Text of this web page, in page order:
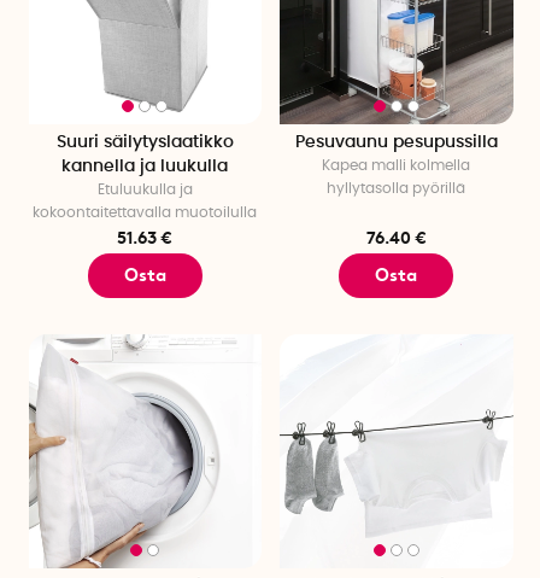
Suuri säilytyslaatikko
kannella ja luukulla
Etuluukulla ja
kokoontaitettavalla muotoilulla
51.63 €
Osta
Pesuvaunu pesupussilla
Kapea malli kolmella
hyllytasolla pyörillä
76.40 €
Osta